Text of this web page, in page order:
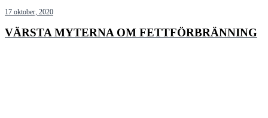
17 oktober, 2020
VÄRSTA MYTERNA OM FETTFÖRBRÄNNING